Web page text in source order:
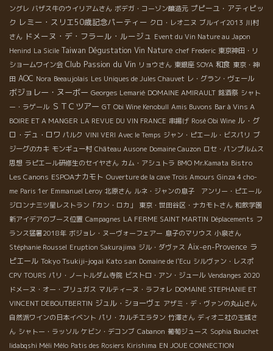
ングレ バザス牛のウイリアムさん ボデガ・コーゾン醸造元 プピーユ・アティピッ
ク レミー・スリエ50歳記念パーティー クロ・レオニヌ ブルイイ2013 川村
さん ドメーヌ・デ・フラール・ルージュ Event du Vin Nature au Japon
Henind La Sicile Taiwan Dégustation Vin Nature chef Frederic 東京神田・リ
ショームワイン会 Club Passion du Vin リョウさん 東銀座 SOYA 和食 東京・神
田 AOC Nora Beeaujolais Les Uniques de Jules Chauvet レ・グラン・ヴェール
ボジョレー・ヌーボー Georges Lemarié DOMAINE AMIRAULT 銘酒祭 シャト
ー・ラゲール ＳＴＣツアー GT Obi Wine Kenobull Amis Buvons Bar à Vins A
BOIRE ET A MANGER LA REVUE DU VIN FRANCE 串揚げ Rosé Obi Wine ル・グ
ロ・デュ・ロワ パルク VINI VERI Avec le Temps ジャン・ピエール・ビスパリ ブ
ジーグのカキ モンギュー村 Château Ausone Domaine Cauzon ロセ・パンプルムス
思想 ラピエール研修生のセイヤさん カム・アシュトラ BMO Mr.Kamata Bistro
Les Canons ESPOAナカモト Ouverture de la cave Trois Amours Ginza 4 cho-
me Paris 1er Emmanuel Leroy 北原さん ルネ・ジャンの息子 アンリー・ピエール
ジロンナ三ツ星レストラン「カン・ロカ」
東京・世田谷区・ナカモトさん 和飲学園
新アイデアのブース位置 Campagnes LA FERME SAINT MARTIN Déplacements フ
ランス猛暑2018年 ボジョレ・ヌーヴォーフェアー 息子のマリウス 小泉さん
Stéphanie Roussel Eruption Sakurajima ジル・ダヴァス Aix-en-Provence ラ
ピエール Tokyo Tsukiji-jogai Kato san Domaine de l'Ecu シルヴァン・レスポ
CPV TOURS パリ・ノートルダム寺院 ビストロ・アン・ジュール Vendanges 2020
ドメーヌ・オー・ブリュガス マルティーヌ・ラフォレ DOMAINE STEPHANIE ET
VINCENT DEBOUTBERTIN ジュル・ショーヴェ アザミ・デ・ヴァンの丸山さん
自然派ワインの日本イベント パリ・カルチエラタン 竹澤さん ディオニ社の玉城さ
ん シャトー・ラッソル ケビン・デコンブ Cabanon 葡萄ジュース Sophia Bauchet
Iidabqshi Méli Mélo Patis des Rosiers Kirishima EN JOUE CONNECTION